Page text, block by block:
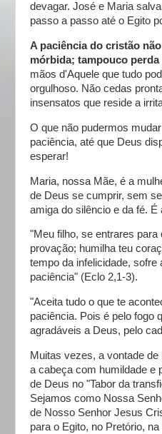
devagar. José e Maria
passo a passo até o Egito
A paciência do cristão
mórbida; tampouco perda
mãos d'Aquele que tudo
orgulhoso. Não cedas
insensatos que reside a
O que não pudermos
paciência, até que Deus
esperar!
Maria, nossa Mãe, é a
de Deus se cumprir, sem
amiga do silêncio e da fé.
"Meu filho, se entrares
provação; humilha teu
tempo da infelicidade,
paciência" (Eclo 2,1-3).
"Aceita tudo o que te
paciência. Pois é pelo fogo
agradáveis a Deus, pelo
Muitas vezes, a vontade
a cabeça com humildade e
de Deus no "Tabor da
Sejamos como Nossa
de Nosso Senhor Jesus
para o Egito, no Pretório,